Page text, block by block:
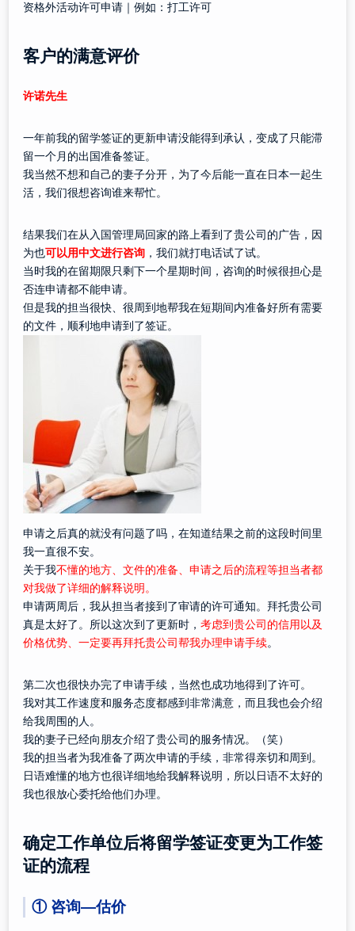
资格外活动许可申请｜例如：打工许可
客户的满意评价
许诺先生
一年前我的留学签证的更新申请没能得到承认，变成了只能滞
留一个月的出国准备签证。
我当然不想和自己的妻子分开，为了今后能一直在日本一起生
活，我们很想咨询谁来帮忙。
结果我们在从入国管理局回家的路上看到了贵公司的广告，因
为也可以用中文进行咨询 ，我们就打电话试了试。
当时我的在留期限只剩下一个星期时间，咨询的时候很担心是
否连申请都不能申请。
但是我的担当很快、很周到地帮我在短期间内准备好所有需要
的文件，顺利地申请到了签证。
申请之后真的就没有问题了吗，在知道结果之前的这段时间里
我一直很不安。
关于我不懂的地方、文件的准备、申请之后的流程等担当者都
对我做了详细的解释说明。
申请两周后，我从担当者接到了审请的许可通知。拜托贵公司
真是太好了。所以这次到了更新时，考虑到贵公司的信用以及
价格优势、一定要再拜托贵公司帮我办理申请手续。
第二次也很快办完了申请手续，当然也成功地得到了许可。
我对其工作速度和服务态度都感到非常满意，而且我也会介绍
给我周围的人。
我的妻子已经向朋友介绍了贵公司的服务情况。（笑）
我的担当者为我准备了两次申请的手续，非常得亲切和周到。
日语难懂的地方也很详细地给我解释说明，所以日语不太好的
我也很放心委托给他们办理。
确定工作单位后将留学签证变更为工作签
证的流程
① 咨询—估价